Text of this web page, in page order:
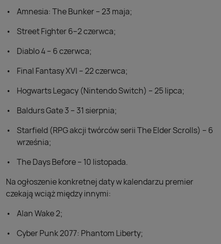
Amnesia: The Bunker – 23 maja;
Street Fighter 6–2 czerwca;
Diablo 4 – 6 czerwca;
Final Fantasy XVI – 22 czerwca;
Hogwarts Legacy (Nintendo Switch) – 25 lipca;
Baldurs Gate 3 – 31 sierpnia;
Starfield (RPG akcji twórców serii The Elder Scrolls) – 6
września;
The Days Before – 10 listopada.
Na ogłoszenie konkretnej daty w kalendarzu premier
czekają wciąż między innymi:
Alan Wake 2;
Cyber Punk 2077: Phantom Liberty;